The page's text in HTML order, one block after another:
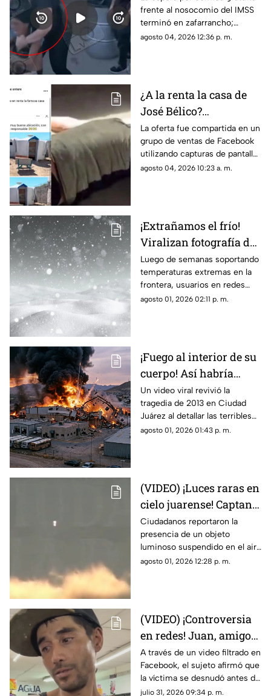
riña con jalones de
cabello en fila de
burritos y desatan
frente al nosocomio del IMSS
terminó en zafarrancho;
testigos tuvieron que
agosto 04, 2026 12:36 p. m.
¿A la renta la casa de
José Bélico?
Publicación en redes
desata diversas
opiniones en Ciudad
Juárez
La oferta fue compartida en un
grupo de ventas de Facebook
utilizando capturas de pantalla
tomadas del canal Unique
agosto 04, 2026 10:23 a. m.
¡Extrañamos el frío!
Viralizan fotografía del
Cerro de la Biblia con
nieve tras días con más
de 40 grados en Juárez
Luego de semanas soportando
temperaturas extremas en la
frontera, usuarios en redes
sociales añoran las nevadas de
agosto 01, 2026 02:11 p. m.
¡Fuego al interior de su
cuerpo! Así habría
muerto una de las
víctimas de la
explosión de una
maquiladora en Ciudad
Un video viral revivió la
tragedia de 2013 en Ciudad
Juárez al detallar las terribles
quemaduras internas que
agosto 01, 2026 01:43 p. m.
(VIDEO) ¡Luces raras en
cielo juarense! Captan
luz de extraña forma
que asemeja un OVNI
Ciudadanos reportaron la
presencia de un objeto
luminoso suspendido en el aire
que no coincidía con drones ni
agosto 01, 2026 12:28 p. m.
(VIDEO) ¡Controversia
en redes! Juan, amigo
de José Bélico, habría
movido un cadáver que
cayó en su dique
A través de un video filtrado en
Facebook, el sujeto afirmó que
la víctima se desnudó antes de
caer y justificó haber movido
julio 31, 2026 09:34 p. m.